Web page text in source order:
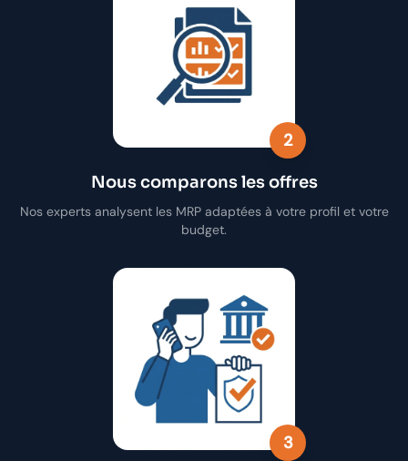
2
Nous comparons les offres
Nos experts analysent les MRP adaptées à votre profil et votre
budget.
3